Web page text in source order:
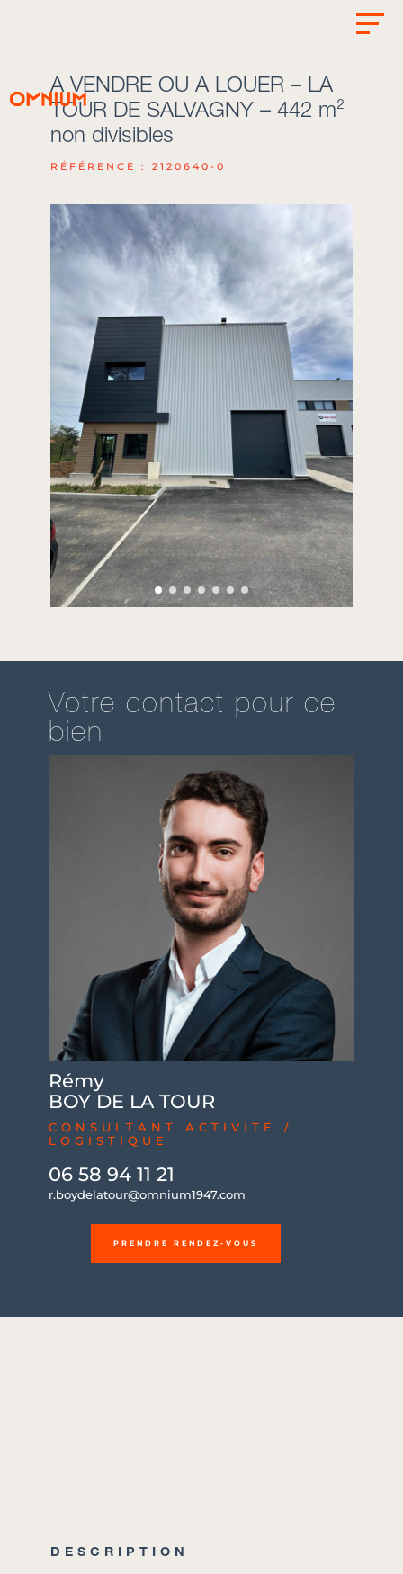
A VENDRE OU A LOUER – LA
TOUR DE SALVAGNY – 442 m²
non divisibles
RÉFÉRENCE : 2120640-0
Votre contact pour ce
bien
Rémy
BOY DE LA TOUR
CONSULTANT ACTIVITÉ /
LOGISTIQUE
06 58 94 11 21
r.boydelatour@omnium1947.com
PRENDRE RENDEZ-VOUS
DESCRIPTION